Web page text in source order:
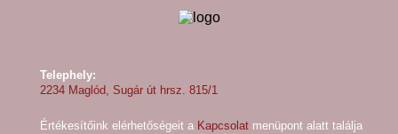
Telephely:
2234 Maglód, Sugár út hrsz. 815/1
Értékesítőink elérhetőségeit a Kapcsolat menüpont alatt találja